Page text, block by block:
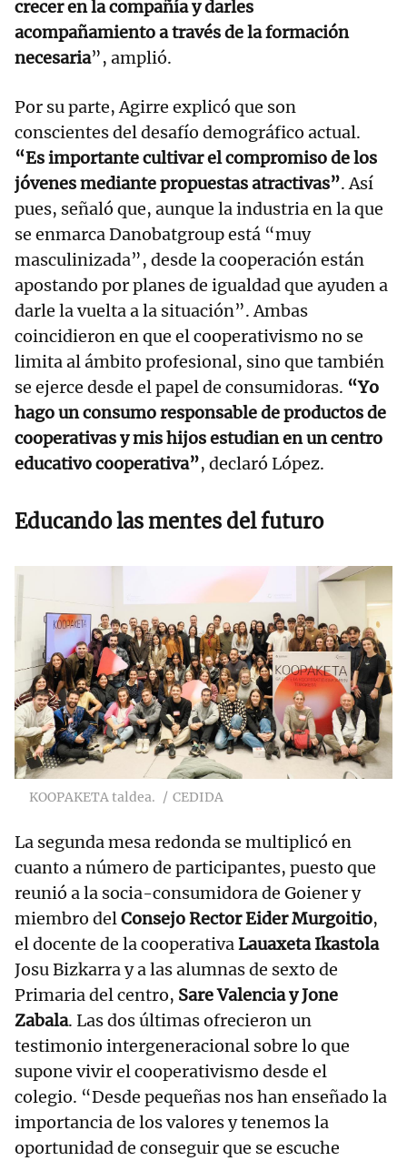
crecer en la compañía y darles
acompañamiento a través de la formación
necesaria”, amplió.
Por su parte, Agirre explicó que son
conscientes del desafío demográfico actual.
“Es importante cultivar el compromiso de los
jóvenes mediante propuestas atractivas”. Así
pues, señaló que, aunque la industria en la que
se enmarca Danobatgroup está “muy
masculinizada”, desde la cooperación están
apostando por planes de igualdad que ayuden a
darle la vuelta a la situación”. Ambas
coincidieron en que el cooperativismo no se
limita al ámbito profesional, sino que también
se ejerce desde el papel de consumidoras. “Yo
hago un consumo responsable de productos de
cooperativas y mis hijos estudian en un centro
educativo cooperativa”, declaró López.
Educando las mentes del futuro
KOOPAKETA taldea. CEDIDA
La segunda mesa redonda se multiplicó en
cuanto a número de participantes, puesto que
reunió a la socia-consumidora de Goiener y
miembro del Consejo Rector Eider Murgoitio,
el docente de la cooperativa Lauaxeta Ikastola
Josu Bizkarra y a las alumnas de sexto de
Primaria del centro, Sare Valencia y Jone
Zabala. Las dos últimas ofrecieron un
testimonio intergeneracional sobre lo que
supone vivir el cooperativismo desde el
colegio. “Desde pequeñas nos han enseñado la
importancia de los valores y tenemos la
oportunidad de conseguir que se escuche